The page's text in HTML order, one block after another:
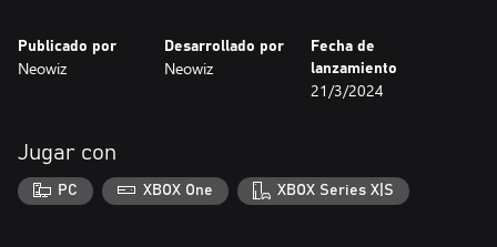
Publicado por
Neowiz
Desarrollado por
Neowiz
Fecha de
lanzamiento
21/3/2024
Jugar con
PC XBOX One XBOX Series X|S